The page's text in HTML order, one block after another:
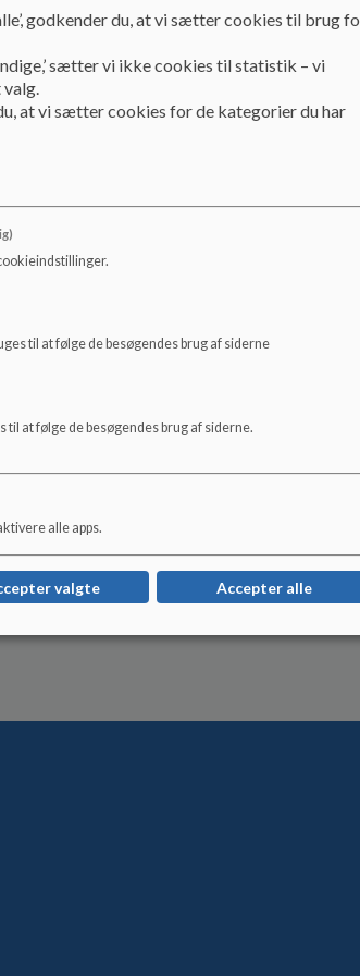
begivenhed i dit barns liv,
og møder mange nye
PLC -
Klik her. Så
godkender du, at vi sætter cookies til brug
sætter vi ikke cookies til statistik – vi
at vi sætter cookies for de kategorier du har
til at følge de besøgendes brug af siderne
at følge de besøgendes brug af siderne.
alle apps.
valgte Accepter alle